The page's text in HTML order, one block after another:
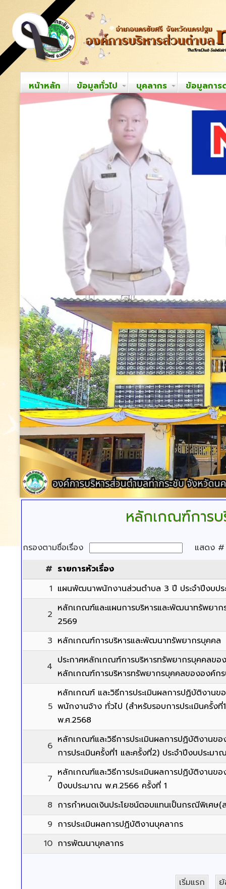
หน้าหลัก ข้อมูลทั่วไป บุคลากร ข้อมูลการ
หลักเกณฑ์การ
กรองตามชื่อเรื่อง
แสดง
# รายการหัวเรื่อง
1 แผนพัฒนาพนักงานส่วนตำบล 3 ปี ประจำปีงบป
2
หลักเกณฑ์และแผนการบริหารและพัฒนาทรัพยาก
2569
3 หลักเกณฑ์การบริหารและพัฒนาทรัพยากรบุคคล
4
ประกาศหลักเกณฑ์การบริหารทรัพยากรบุคคลข
หลักเกณฑ์การบริหารทรัพยากรบุคคลขององค์ก
5
หลักเกณฑ์ และวิธีการประเมินผลการปฏิบัติงาน
พนักงานจ้าง ทั่วไป (สำหรับรอบการประเมินครั้ง
พ.ศ.2568
6
หลักเกณฑ์และวิธีการประเมินผลการปฏิบัติงานข
การประเมินครั้งที่1 และครั้งที่2) ประจำปีงบประม
7
หลักเกณฑ์และวิธีการประเมินผลการปฏิบัติงานข
ปีงบประมาณ พ.ศ.2566 ครั้งที่ 1
8 การกำหนดเงินประโยชน์ตอบแทนเป็นกรณีพิเศษ
9 การประเมินผลการปฏิบัติงานบุคลากร
10 การพัฒนาบุคลากร
เริ่มแรก